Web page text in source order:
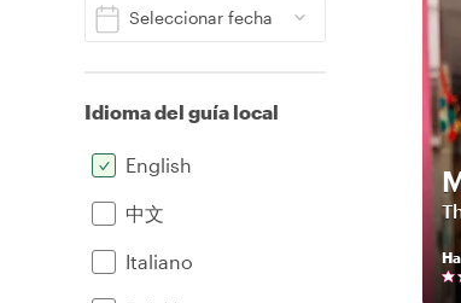
Seleccionar fecha
Idioma del guía local
English
中文
Italiano